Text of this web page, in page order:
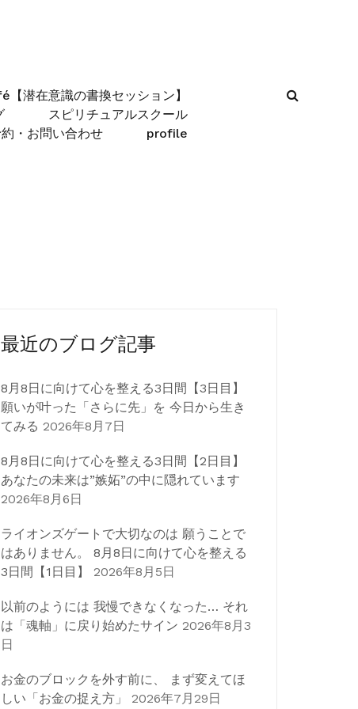
【潜在意識の書換セッション】
スピリチュアルスクール
・お問い合わせ profile
最近のブログ記事
8月8日に向けて心を整える3日間【3日目】
願いが叶った「さらに先」を 今日から生き
てみる 2026年8月7日
8月8日に向けて心を整える3日間【2日目】
あなたの未来は”嫉妬”の中に隠れています
2026年8月6日
ライオンズゲートで大切なのは 願うことで
はありません。 8月8日に向けて心を整える
3日間【1日目】
2026年8月5日
以前のようには 我慢できなくなった… それ
は「魂軸」に戻り始めたサイン 2026年8月3
日
お金のブロックを外す前に、 まず変えてほ
しい「お金の捉え方」
2026年7月29日